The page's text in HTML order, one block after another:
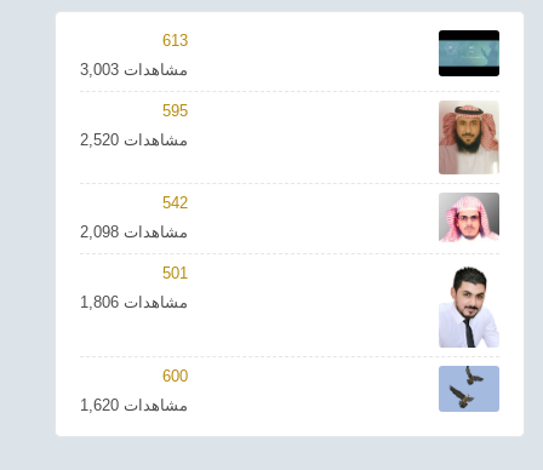
شعر
اناشيد
ادعية
احدث الفيديوهات
ترفيهي
Asian
Foreign
613
3,003 مشاهدات
595
2,520 مشاهدات
542
2,098 مشاهدات
501
1,806 مشاهدات
600
1,620 مشاهدات